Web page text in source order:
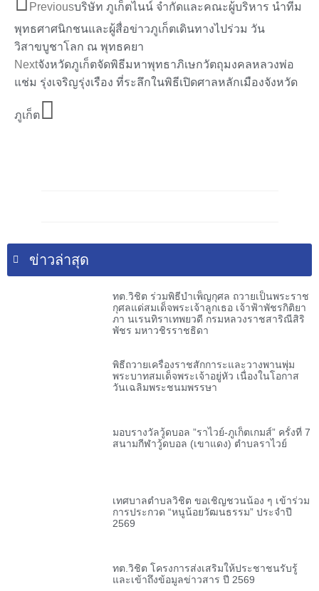
Previousบริษัท ภูเก็ตไนน์ จำกัดและคณะผู้บริหาร นำทีม
พุทธศาศนิกชนและผู้สื่อข่าวภูเก็ตเดินทางไปร่วม วัน
วิสาขบูชาโลก ณ พุทธคยา
Nextจังหวัดภูเก็ตจัดพิธีมหาพุทธาภิเษกวัตถุมงคลหลวงพ่อ
แช่ม รุ่งเจริญรุ่งเรือง ที่ระลึกในพิธีเปิดศาลหลักเมืองจังหวัด
ภูเก็ต
ข่าวล่าสุด
ทต.วิชิต ร่วมพิธีบำเพ็ญกุศล ถวายเป็นพระราช
กุศลแด่สมเด็จพระเจ้าลูกเธอ เจ้าฟ้าพัชรกิติยา
ภา นเรนทิราเทพยวดี กรมหลวงราชสาริณีสิริ
พัชร มหาวชิรราชธิดา
พิธีถวายเครื่องราชสักการะและวางพานพุ่ม
พระบาทสมเด็จพระเจ้าอยู่หัว เนื่องในโอกาส
วันเฉลิมพระชนมพรรษา
มอบรางวัลวู้ดบอล ”ราไวย์-ภูเก็ตเกมส์” ครั้งที่ 7
สนามกีฬาวู้ดบอล (เขาแดง) ตำบลราไวย์
เทศบาลตำบลวิชิต ขอเชิญชวนน้อง ๆ เข้าร่วม
การประกวด “หนูน้อยวัฒนธรรม” ประจำปี
2569
ทต.วิชิต โครงการส่งเสริมให้ประชาชนรับรู้
และเข้าถึงข้อมูลข่าวสาร ปี 2569